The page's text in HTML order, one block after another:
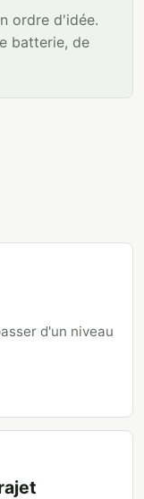
ordre d'idée.
batterie, de
d'un niveau